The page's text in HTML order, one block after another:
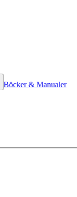
Böcker & Manualer